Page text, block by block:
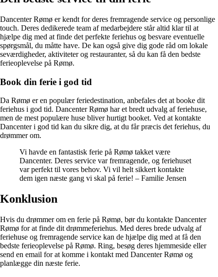
Dancenter Rømø er kendt for deres fremragende service og personlige
touch. Deres dedikerede team af medarbejdere står altid klar til at
hjælpe dig med at finde det perfekte feriehus og besvare eventuelle
spørgsmål, du måtte have. De kan også give dig gode råd om lokale
seværdigheder, aktiviteter og restauranter, så du kan få den bedste
ferieoplevelse på Rømø.
Book din ferie i god tid
Da Rømø er en populær feriedestination, anbefales det at booke dit
feriehus i god tid. Dancenter Rømø har et bredt udvalg af feriehuse,
men de mest populære huse bliver hurtigt booket. Ved at kontakte
Dancenter i god tid kan du sikre dig, at du får præcis det feriehus, du
drømmer om.
Vi havde en fantastisk ferie på Rømø takket være
Dancenter. Deres service var fremragende, og feriehuset
var perfekt til vores behov. Vi vil helt sikkert kontakte
dem igen næste gang vi skal på ferie! – Familie Jensen
Konklusion
Hvis du drømmer om en ferie på Rømø, bør du kontakte Dancenter
Rømø for at finde dit drømmeferiehus. Med deres brede udvalg af
feriehuse og fremragende service kan de hjælpe dig med at få den
bedste ferieoplevelse på Rømø. Ring, besøg deres hjemmeside eller
send en email for at komme i kontakt med Dancenter Rømø og
planlægge din næste ferie.